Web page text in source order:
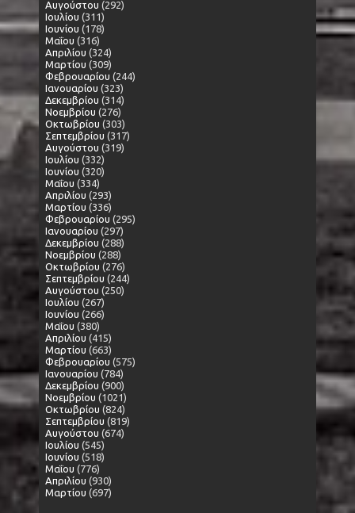
Αυγούστου (292)
Ιουλίου (311)
Ιουνίου (178)
Μαΐου (316)
Απριλίου (324)
Μαρτίου (309)
Φεβρουαρίου (244)
Ιανουαρίου (323)
Δεκεμβρίου (314)
Νοεμβρίου (276)
Οκτωβρίου (303)
Σεπτεμβρίου (317)
Αυγούστου (319)
Ιουλίου (332)
Ιουνίου (320)
Μαΐου (334)
Απριλίου (293)
Μαρτίου (336)
Φεβρουαρίου (295)
Ιανουαρίου (297)
Δεκεμβρίου (288)
Νοεμβρίου (288)
Οκτωβρίου (276)
Σεπτεμβρίου (244)
Αυγούστου (250)
Ιουλίου (267)
Ιουνίου (266)
Μαΐου (380)
Απριλίου (415)
Μαρτίου (663)
Φεβρουαρίου (575)
Ιανουαρίου (784)
Δεκεμβρίου (900)
Νοεμβρίου (1021)
Οκτωβρίου (824)
Σεπτεμβρίου (819)
Αυγούστου (674)
Ιουλίου (545)
Ιουνίου (518)
Μαΐου (776)
Απριλίου (930)
Μαρτίου (697)